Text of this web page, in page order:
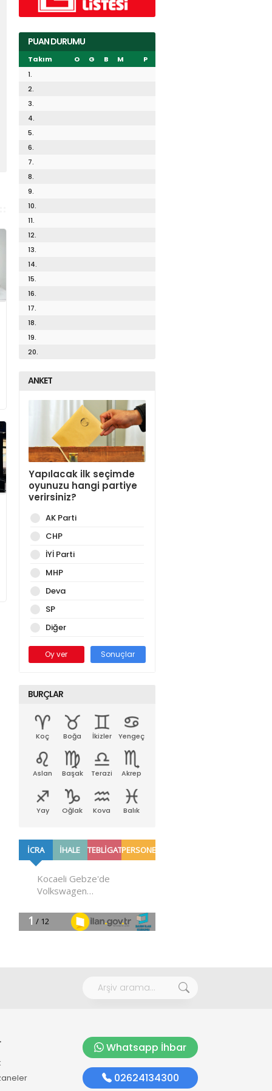
PUAN DURUMU
Takım O G B M
P
1.
2.
3.
4.
5.
6.
7.
8.
9.
10.
11.
12.
13.
14.
15.
16.
17.
18.
19.
20.
ANKET
Yapılacak ilk seçimde
oyunuzu hangi partiye
verirsiniz?
AK Parti
CHP
İYİ Parti
MHP
Deva
SP
Diğer
Oy ver Sonuçlar
BURÇLAR
Koç Boğa İkizler Yengeç
Aslan Başak Terazi Akrep
Yay Oğlak Kova Balık
Whatsapp İhbar
02624134300